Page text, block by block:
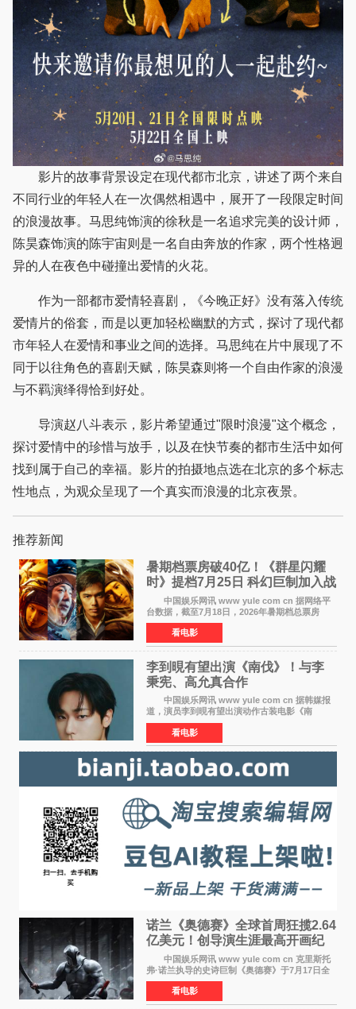
影片的故事背景设定在现代都市北京，讲述了两个来自
不同行业的年轻人在一次偶然相遇中，展开了一段限定时间
的浪漫故事。马思纯饰演的徐秋是一名追求完美的设计师，
陈昊森饰演的陈宇宙则是一名自由奔放的作家，两个性格迥
异的人在夜色中碰撞出爱情的火花。
作为一部都市爱情轻喜剧，《今晚正好》没有落入传统
爱情片的俗套，而是以更加轻松幽默的方式，探讨了现代都
市年轻人在爱情和事业之间的选择。马思纯在片中展现了不
同于以往角色的喜剧天赋，陈昊森则将一个自由作家的浪漫
与不羁演绎得恰到好处。
导演赵八斗表示，影片希望通过"限时浪漫"这个概念，
探讨爱情中的珍惜与放手，以及在快节奏的都市生活中如何
找到属于自己的幸福。影片的拍摄地点选在北京的多个标志
性地点，为观众呈现了一个真实而浪漫的北京夜景。
推荐新闻
暑期档票房破40亿！《群星闪耀
时》提档7月25日 科幻巨制加入战
中国娱乐网讯 www yule com cn 据网络平
台数据，截至7月18日，2026年暑期档总票房
（含预售）已正式突破40亿元大关，年度总票房
也随之逼近197亿元。超百部中外佳片同台竞技，
点燃了盛夏的电
看电影
李到晛有望出演《南伐》！与李
秉宪、高允真合作
中国娱乐网讯 www yule com cn 据韩媒报
道，演员李到晛有望出演动作古装电影《南
伐》，与李秉宪、高允真合作，引发关注。
该片为动作古装片，讲述朝鲜初期，为了解救被
倭寇绑走的俘虏，9
看电影
诺兰《奥德赛》全球首周狂揽2.64
亿美元！创导演生涯最高开画纪
中国娱乐网讯 www yule com cn 克里斯托
弗·诺兰执导的史诗巨制《奥德赛》于7月17日全
球上映，首周末票房表现远超预期——北美首周
三天粗报1 245亿美元（开画3919馆），全球首周
2 641亿美元
看电影